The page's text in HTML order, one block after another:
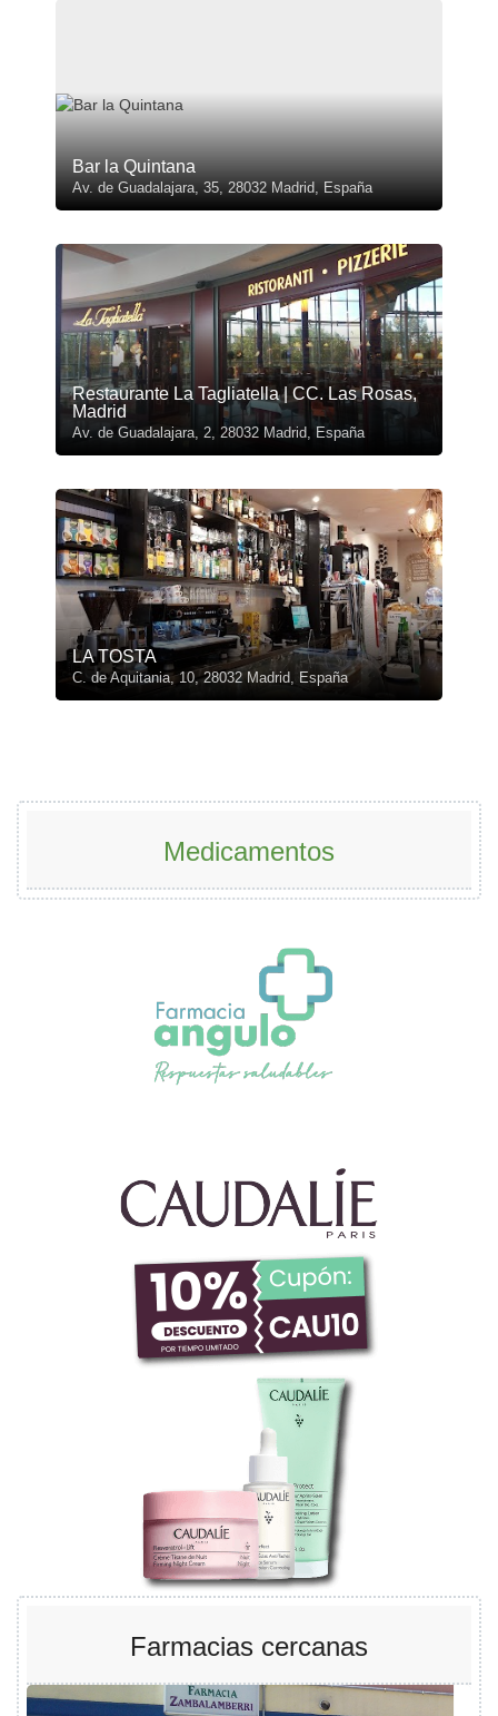
Bar la Quintana
Av. de Guadalajara, 35, 28032 Madrid, España
Restaurante La Tagliatella | CC. Las Rosas,
Madrid
Av. de Guadalajara, 2, 28032 Madrid, España
LA TOSTA
C. de Aquitania, 10, 28032 Madrid, España
Medicamentos
Farmacias cercanas